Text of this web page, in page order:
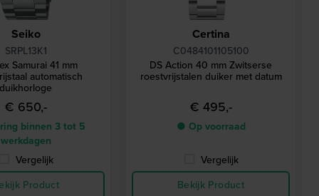
Seiko
SRPL13K1
Samurai 41 mm
automatisch
duikhorloge
€ 650,-
binnen 3 tot 5
werkdagen
Vergelijk
Product
Certina
C0484101105100
DS Action 40 mm Zwitserse
roestvrijstalen duiker met datum
€ 495,-
● Op voorraad
Vergelijk
Bekijk Product